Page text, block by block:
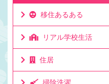
移住あるある
リアル学校生活
住居